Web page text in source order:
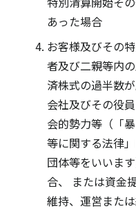
あった場合
お客様及びその
者及び二親等内
済株式の過半数
会社及びその役
会的勢力等（「
等に関する法律
団体等をいいま
合、 または資金
維持、運営また